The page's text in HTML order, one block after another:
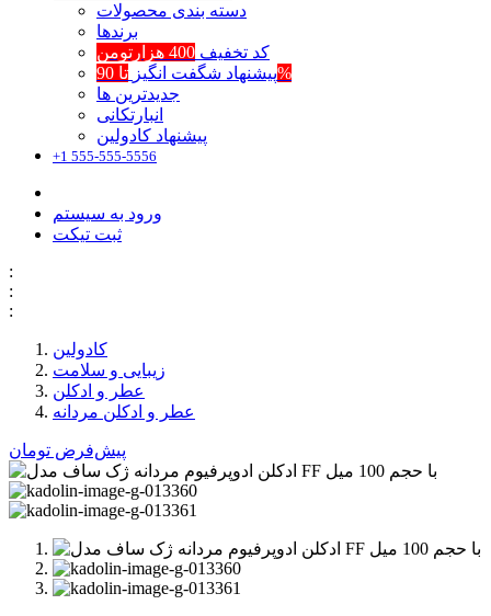
دسته بندی محصولات
برند‌ها
کد تخفیف 400 هزارتومن
پیشنهاد شگفت انگیزتا 90%
جدیدترین ها
انبارتکانی
پیشنهاد کادولین
+1 555-555-5556
ورود به سیستم
ثبت تیکت
:
:
:
کادولین
زیبایی و سلامت
عطر و ادکلن
عطر و ادکلن مردانه
پیش‌فرض تومان